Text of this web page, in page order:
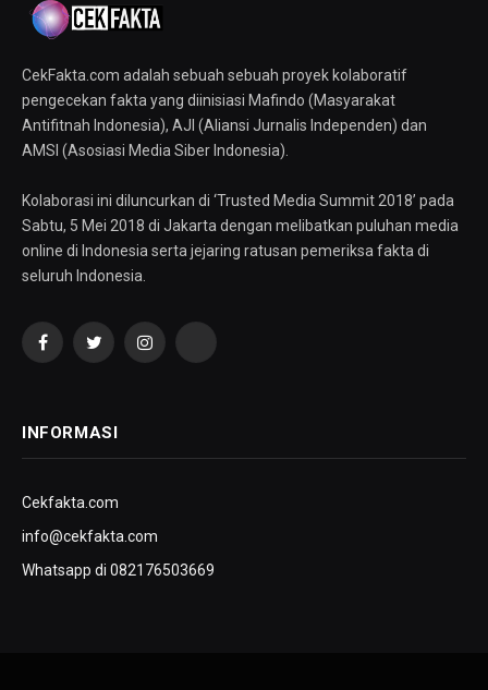
CekFakta.com adalah sebuah sebuah proyek kolaboratif
pengecekan fakta yang diinisiasi Mafindo (Masyarakat
Antifitnah Indonesia), AJI (Aliansi Jurnalis Independen) dan
AMSI (Asosiasi Media Siber Indonesia).
Kolaborasi ini diluncurkan di ‘Trusted Media Summit 2018’ pada
Sabtu, 5 Mei 2018 di Jakarta dengan melibatkan puluhan media
online di Indonesia serta jejaring ratusan pemeriksa fakta di
seluruh Indonesia.
FacebookTwitterInstagramYouTube
INFORMASI
Cekfakta.com
info@cekfakta.com
Whatsapp di 082176503669